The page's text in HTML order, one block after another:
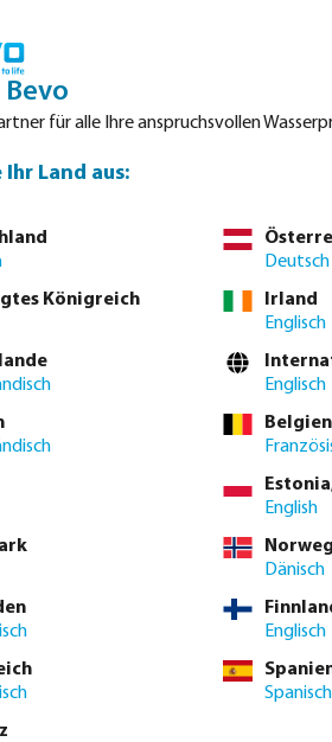
Kugelhähne Metall-
U
Profec Kugelhahn Messing
25 bar Innengewinde Typ
für alle Ihre anspruchsvollen
Ihr Land aus:
Deutsch
Königreich
Irland
Englisch
Englisch
Belgien
English
Dänisch
Englisch
Spanisch